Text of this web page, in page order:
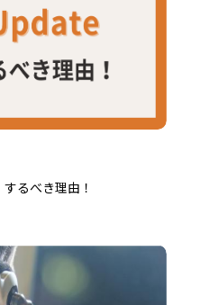
るべき理由！